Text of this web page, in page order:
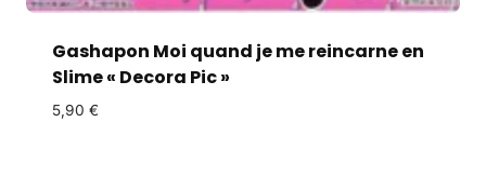
Gashapon Moi quand je me reincarne en
Slime « Decora Pic »
5,90 €